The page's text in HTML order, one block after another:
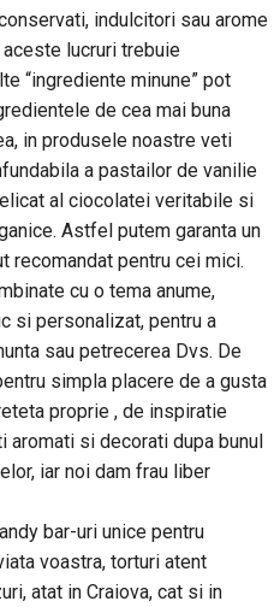
indulcitori sau arome
lucruri trebuie
“ingrediente minune” pot
de cea mai buna
in produsele noastre veti
a pastailor de vanilie
al ciocolatei veritabile si
Astfel putem garanta un
recomandat pentru cei mici.
cu o tema anume,
si personalizat, pentru a
sau petrecerea Dvs. De
simpla placere de a gusta
proprie , de inspiratie
si decorati dupa bunul
iar noi dam frau liber
bar-uri unice pentru
voastra, torturi atent
atat in Craiova, cat si in